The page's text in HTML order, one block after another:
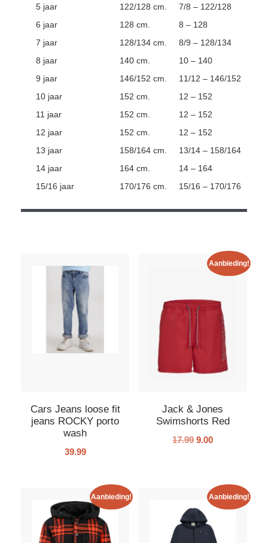
5 jaar 122/128 cm.
7/8 – 122/128
6 jaar
128 cm.
8 – 128
7 jaar
128/134 cm.
8/9 – 128/134
8 jaar
140 cm.
10 – 140
9 jaar
146/152 cm.
11/12 – 146/152
10 jaar
152 cm.
12 – 152
11 jaar
152 cm.
12 – 152
12 jaar
152 cm.
12 – 152
13 jaar
158/164 cm.
13/14 – 158/164
14 jaar
164 cm.
14 – 164
15/16 jaar
170/176 cm. 15/16 – 170/176
Cars Jeans loose fit
jeans ROCKY porto
wash
39.99
Aanbieding!
Jack & Jones
Swimshorts Red
17.99 9.00
Aanbieding! Aanbieding!